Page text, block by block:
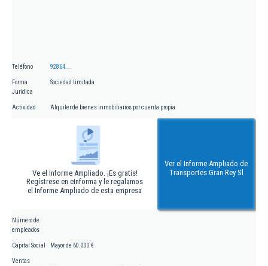
Teléfono 92864...
Forma
Jurídica
Sociedad limitada
Actividad Alquiler de bienes inmobiliarios por cuenta propia
Ve el Informe Ampliado. ¡Es gratis!
Regístrese en eInforma y le regalamos
el Informe Ampliado de esta empresa
Ver el Informe Ampliado de
Transportes Gran Rey Sl
Número de
empleados
Capital Social Mayor de 60.000 €
Ventas